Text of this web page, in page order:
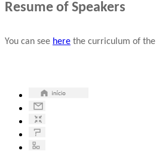
Resume of Speakers
You can see here the curriculum of the